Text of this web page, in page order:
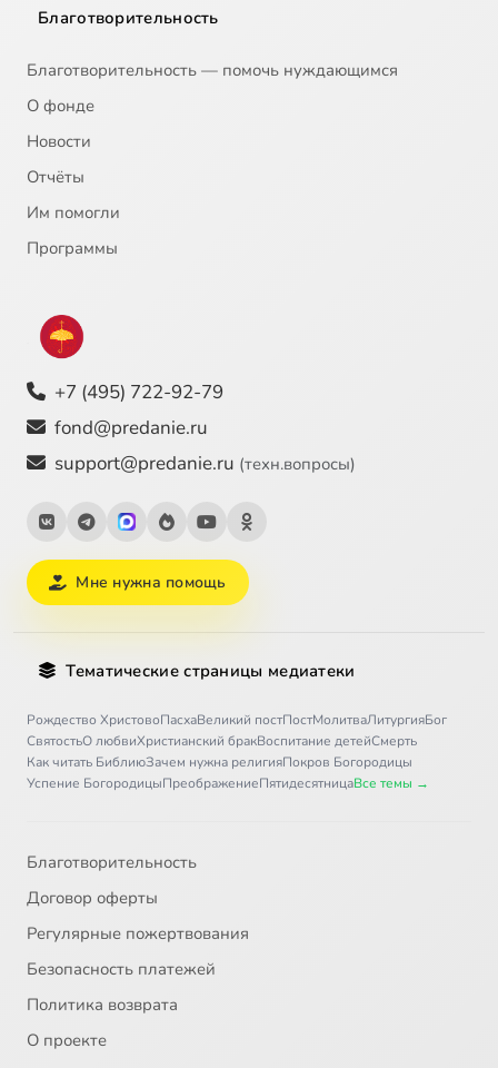
Благотворительность
Благотворительность — помочь нуждающимся
О фонде
Новости
Отчёты
Им помогли
Программы
+7 (495) 722-92-79
fond@predanie.ru
support@predanie.ru (техн.вопросы)
Мне нужна помощь
Тематические страницы медиатеки
Рождество ХристовоПасхаВеликий постПостМолитваЛитургияБог
СвятостьО любвиХристианский бракВоспитание детейСмерть
Как читать БиблиюЗачем нужна религияПокров Богородицы
Успение БогородицыПреображениеПятидесятницаВсе темы →
Благотворительность
Договор оферты
Регулярные пожертвования
Безопасность платежей
Политика возврата
О проекте